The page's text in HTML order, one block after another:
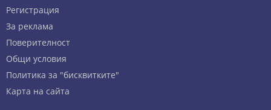
Регистрация
За реклама
Πoвepитeлнocт
Общи условия
Политика за "бисквитките"
Карта на сайта